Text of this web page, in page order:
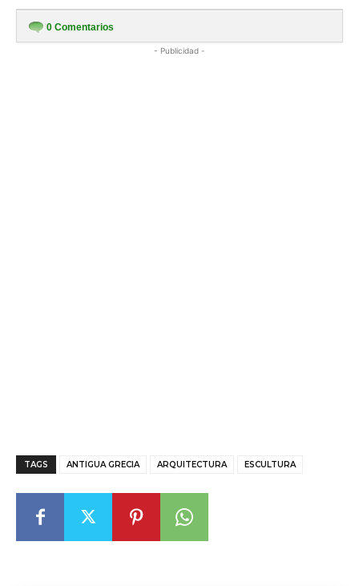
0 Comentarios
- Publicidad -
TAGS ANTIGUA GRECIA ARQUITECTURA ESCULTURA